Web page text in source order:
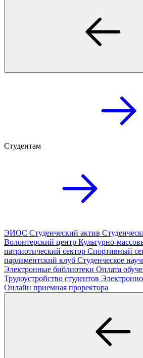
Студентам
ЭИОС Студенческий актив
Волонтерский центр Культурно-
патриотический сектор Спортивный
парламентский клуб Студенческое
Электронные библиотеки Оплата
Трудоустройство студентов
Онлайн приемная проректора